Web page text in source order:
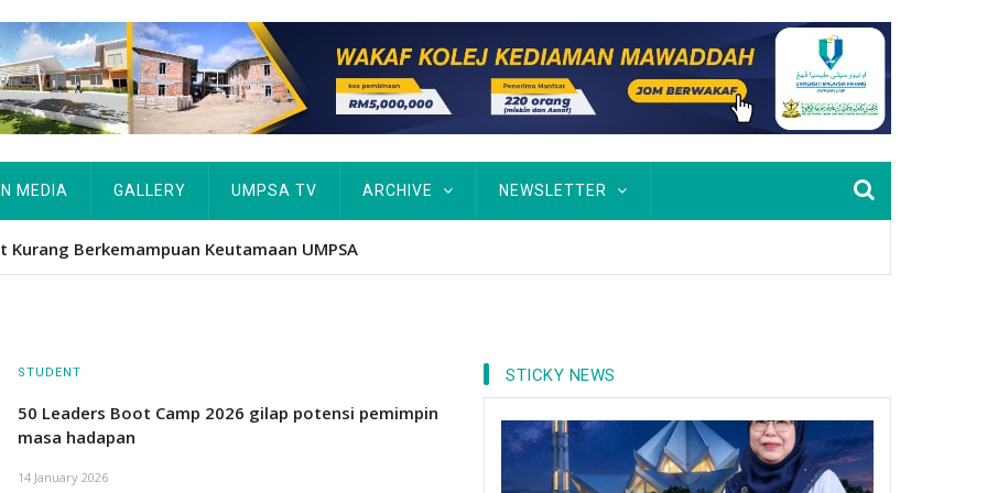
IN MEDIA GALLERY UMPSA TV ARCHIVE NEWSLETTER
iktiraf usaha belia, alumni UMPSA dinobat johan
STUDENT
50 Leaders Boot Camp 2026 gilap potensi pemimpin
masa hadapan
14 January 2026
STICKY NEWS